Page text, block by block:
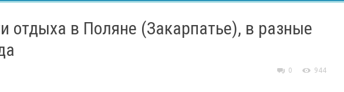
отдыха в Поляне (Закарпатье), в разные
0 944